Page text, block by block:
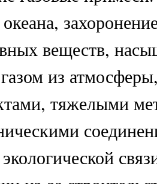
океана,
веществ,
из
тяжелыми